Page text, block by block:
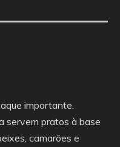
importante.
servem pratos à base
camarões e